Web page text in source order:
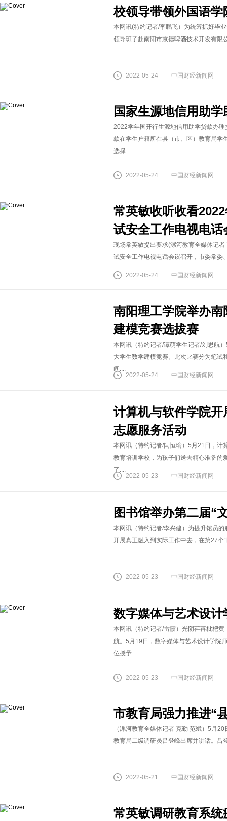
校领导带领外国语
本网讯(特约记者/李鹏飞）为统筹抓好毕
领导班子赴南阳市京德啤酒技术开发有限
2022-05-24 中国财经新闻网
国家生源地信用助
2022学年国开行生源地信用助学贷款办
款在学生户籍所在县（市、区）教育局学
选择....
2022-05-24 中国财经新闻网
常英敏收听收看
试安全工作电视电话
现场常英敏提出要求(漯河教育全媒体记
试安全工作电视电话会议召开，市委常委
2022-05-24 中国财经新闻网
南阳理工学院举办
建模竞赛选拔赛
本网讯（特约记者/谭萌学生记者/刘思航
大学生数学建模竞赛。此次比赛分为笔试
间....
2022-05-24
中国财经新闻网
计算机与软件学院
志愿服务活动
本网讯（特约记者/闫恒瑜）5月21日，计
教育培训学校，为孩子们送去精心准备的
了....
2022-05-23
中国财经新闻网
图书馆举办第二届“
本网讯（特约记者/李兴建）为提升馆员
开展真正融入到实际工作中去，在第27个
2022-05-23 中国财经新闻网
数字媒体与艺术设
本网讯（特约记者/雷霞）光阴荏苒枇杷
航。5月19日，数字媒体与艺术设计学院
位授予....
2022-05-23 中国财经新闻网
市教育局强力推进“
（漯河教育全媒体记者 克勤 范斌）5月
教育局二级调研员吕登峰出席并讲话。吕
2022-05-21 中国财经新闻网
常英敏调研教育系